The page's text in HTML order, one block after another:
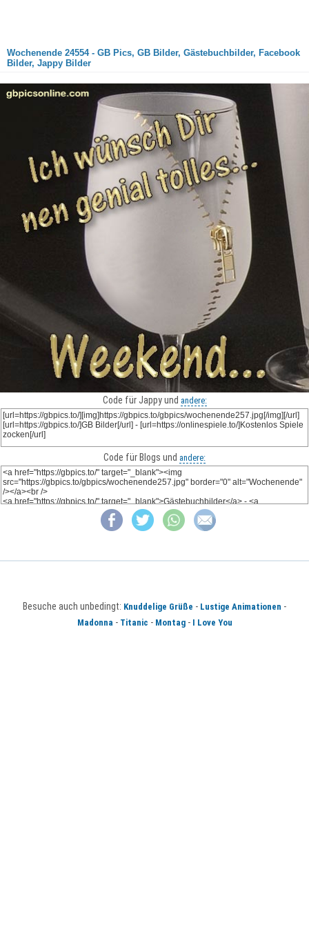
Wochenende 24554 - GB Pics, GB Bilder, Gästebuchbilder, Facebook
Bilder, Jappy Bilder
Code für Jappy und andere:
Code für Blogs und andere:
Besuche auch unbedingt: Knuddelige Grüße - Lustige Animationen -
Madonna - Titanic - Montag- I Love You